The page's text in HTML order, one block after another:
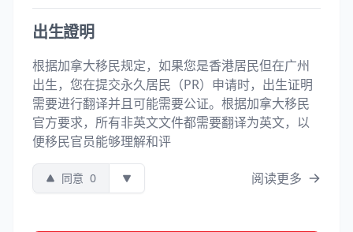
出生證明
根据加拿大移民规定，如果您是香港居民但在广州
出生，您在提交永久居民（PR）申请时，出生证明
需要进行翻译并且可能需要公证。根据加拿大移民
官方要求，所有非英文文件都需要翻译为英文，以
便移民官员能够理解和评
同意 0 阅读更多